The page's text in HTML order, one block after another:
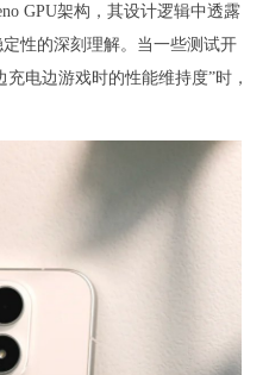
GPU架构，其设计逻辑中透露
性的深刻理解。当一些测试开
电边游戏时的性能维持度”时，